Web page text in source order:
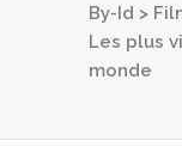
By-Id >
Les plus
monde